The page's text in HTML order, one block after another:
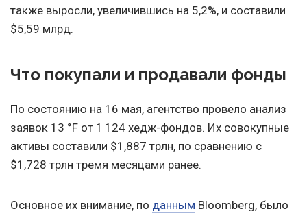
также выросли, увеличившись на 5,2%, и составили
$5,59 млрд.
Что покупали и продавали фонды
По состоянию на 16 мая, агентство провело анализ
заявок 13 °F от 1 124 хедж-фондов. Их совокупные
активы составили $1,887 трлн, по сравнению с
$1,728 трлн тремя месяцами ранее.
Основное их внимание, по данным Bloomberg, было